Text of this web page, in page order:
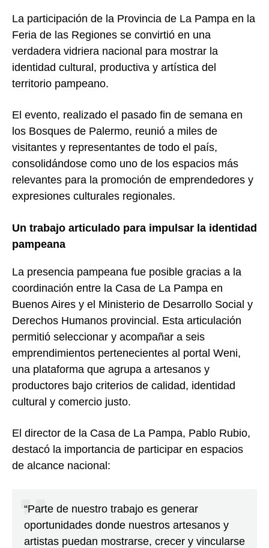
La participación de la Provincia de La Pampa en la
Feria de las Regiones se convirtió en una
verdadera vidriera nacional para mostrar la
identidad cultural, productiva y artística del
territorio pampeano.
El evento, realizado el pasado fin de semana en
los Bosques de Palermo, reunió a miles de
visitantes y representantes de todo el país,
consolidándose como uno de los espacios más
relevantes para la promoción de emprendedores y
expresiones culturales regionales.
Un trabajo articulado para impulsar la identidad
pampeana
La presencia pampeana fue posible gracias a la
coordinación entre la Casa de La Pampa en
Buenos Aires y el Ministerio de Desarrollo Social y
Derechos Humanos provincial. Esta articulación
permitió seleccionar y acompañar a seis
emprendimientos pertenecientes al portal Weni,
una plataforma que agrupa a artesanos y
productores bajo criterios de calidad, identidad
cultural y comercio justo.
El director de la Casa de La Pampa, Pablo Rubio,
destacó la importancia de participar en espacios
de alcance nacional:
“Parte de nuestro trabajo es generar
oportunidades donde nuestros artesanos y
artistas puedan mostrarse, crecer y vincularse